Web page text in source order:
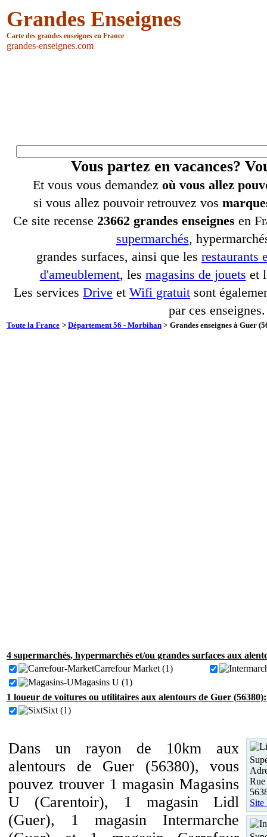
Grandes Enseignes
Carte des grandes enseignes en France
grandes-enseignes.com
Vous partez en vacances?
Et vous vous demandez où vous allez
si vous allez pouvoir retrouvez vos
Ce site recense 23662 grandes enseignes en
supermarchés,
grandes surfaces, ainsi que les restaurants
d'ameublement, les magasins de jouets et
Les services Drive et Wifi gratuit sont
par ces enseignes.
Toute la France > Département 56 - Morbihan > Grandes enseignes à Guer
4 supermarchés, hypermarchés et/ou grandes surfaces aux
Carrefour Market (1)
Magasins U (1)
1 loueur de voitures ou utilitaires aux alentours de Guer (56380):
Sixt (1)
Dans un rayon de 10km aux
alentours de Guer (56380), vous
pouvez trouver 1 magasin Magasins
U (Carentoir), 1 magasin Lidl
(Guer), 1 magasin Intermarche
Site